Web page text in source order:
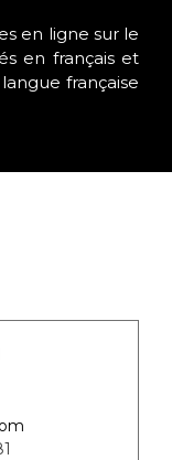
en ligne sur le
en français et
française